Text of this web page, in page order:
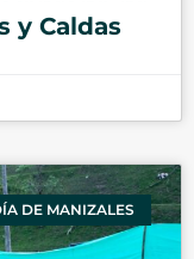
y Caldas
DE MANIZALES